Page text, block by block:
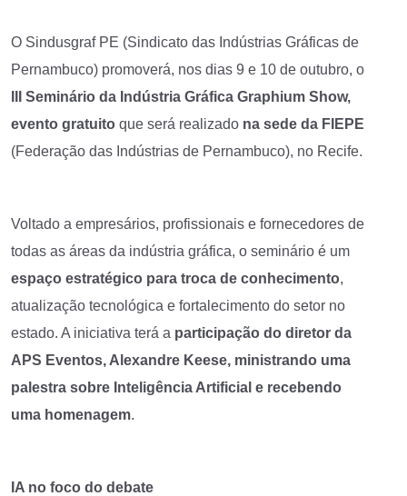
O Sindusgraf PE (Sindicato das Indústrias Gráficas de
Pernambuco) promoverá, nos dias 9 e 10 de outubro, o
III Seminário da Indústria Gráfica Graphium Show,
evento gratuito que será realizado na sede da FIEPE
(Federação das Indústrias de Pernambuco), no Recife.
Voltado a empresários, profissionais e fornecedores de
todas as áreas da indústria gráfica, o seminário é um
espaço estratégico para troca de conhecimento,
atualização tecnológica e fortalecimento do setor no
estado. A iniciativa terá a participação do diretor da
APS Eventos, Alexandre Keese, ministrando uma
palestra sobre Inteligência Artificial e recebendo
uma homenagem.
IA no foco do debate